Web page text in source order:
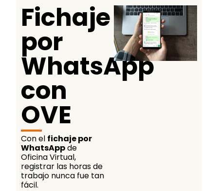
Fichaje
por
WhatsApp
con
OVE
Con el fichaje por
WhatsAppde
Oficina Virtual,
registrar las horas de
trabajo nunca fue tan
fácil.